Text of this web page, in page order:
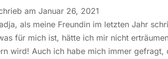
am Januar 26, 2021
als meine Freundin im letzten Jahr
für mich ist, hätte ich mir nicht
wird! Auch ich habe mich immer